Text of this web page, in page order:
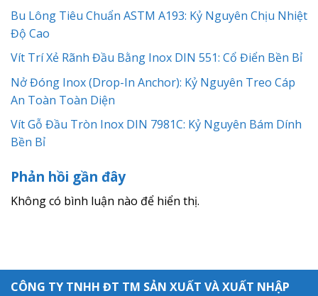
Bu Lông Tiêu Chuẩn ASTM A193: Kỷ Nguyên Chịu Nhiệt
Độ Cao
Vít Trí Xẻ Rãnh Đầu Bằng Inox DIN 551: Cổ Điển Bền Bỉ
Nở Đóng Inox (Drop-In Anchor): Kỷ Nguyên Treo Cáp
An Toàn Toàn Diện
Vít Gỗ Đầu Tròn Inox DIN 7981C: Kỷ Nguyên Bám Dính
Bền Bỉ
Phản hồi gần đây
Không có bình luận nào để hiển thị.
CÔNG TY TNHH ĐT TM SẢN XUẤT VÀ XUẤT NHẬP